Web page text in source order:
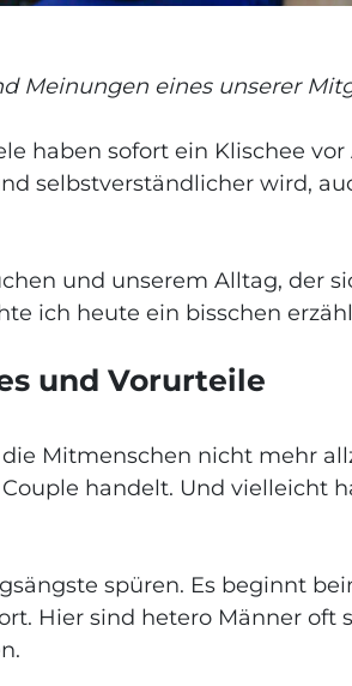
Meinungen eines unserer
haben sofort ein Klischee
selbstverständlicher wird,
und unserem Alltag, der
ich heute ein bisschen
und Vorurteile
Mitmenschen nicht mehr
handelt. Und vielleicht
spüren. Es beginnt
Hier sind hetero Männer